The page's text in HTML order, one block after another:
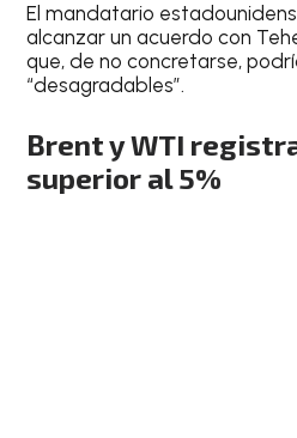
El mandatario
alcanzar un acuerdo con
que, de no concretarse,
“desagradables”.
Brent y WTI
superior al 5%